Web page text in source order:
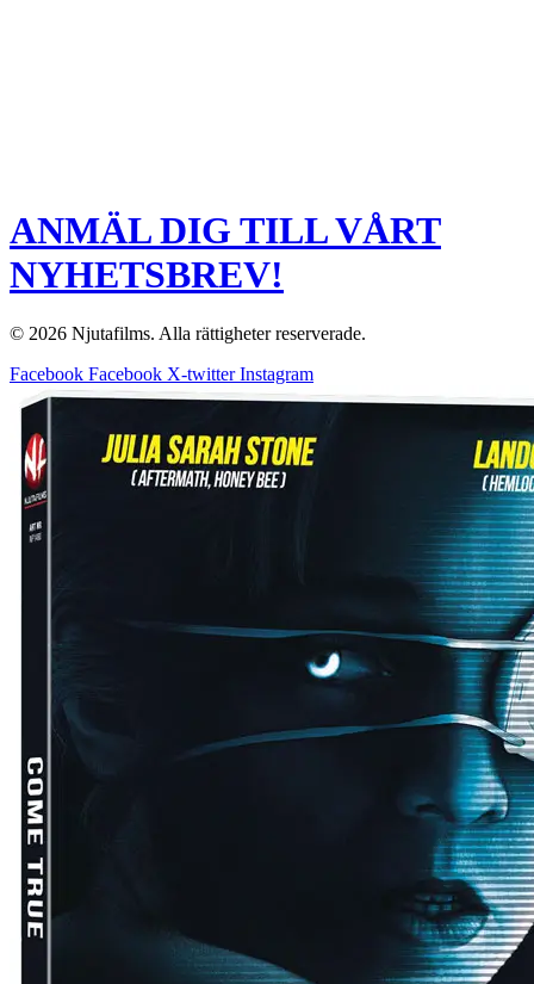
ANMÄL DIG TILL VÅRT
NYHETSBREV!
© 2026 Njutafilms. Alla rättigheter reserverade.
Facebook Facebook X-twitter Instagram